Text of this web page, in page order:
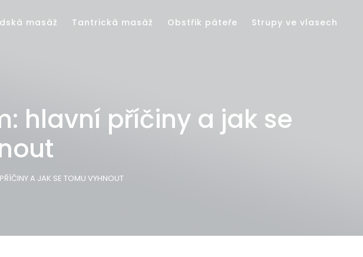
masáž Tantrická masáž Obstřik páteře Strupy ve vlasech
hlavní příčiny a jak se
A JAK SE TOMU VYHNOUT